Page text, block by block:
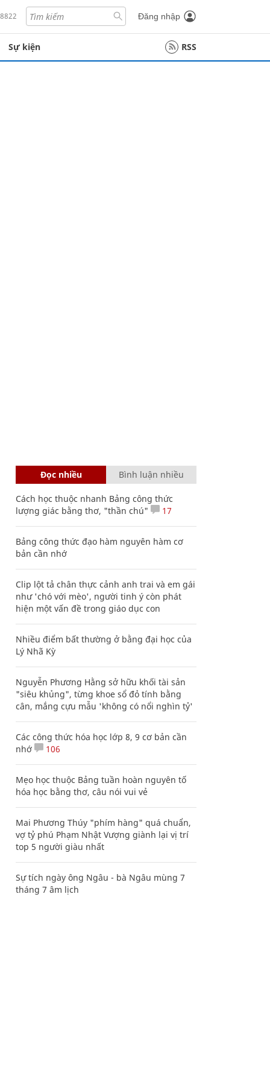
Đăng nhập
Sự kiện RSS
Đọc nhiều Bình luận nhiều
Cách học thuộc nhanh Bảng công thức
lượng giác bằng thơ, "thần chú"
17
Bảng công thức đạo hàm nguyên hàm cơ
bản cần nhớ
Clip lột tả chân thực cảnh anh trai và em gái
như 'chó với mèo', người tinh ý còn phát
hiện một vấn đề trong giáo dục con
Nhiều điểm bất thường ở bằng đại học của
Lý Nhã Kỳ
Nguyễn Phương Hằng sở hữu khối tài sản
"siêu khủng", từng khoe sổ đỏ tính bằng
cân, mắng cựu mẫu 'không có nổi nghìn tỷ'
Các công thức hóa học lớp 8, 9 cơ bản cần
nhớ
106
Mẹo học thuộc Bảng tuần hoàn nguyên tố
hóa học bằng thơ, câu nói vui vẻ
Mai Phương Thúy "phím hàng" quá chuẩn,
vợ tỷ phú Phạm Nhật Vượng giành lại vị trí
top 5 người giàu nhất
Sự tích ngày ông Ngâu - bà Ngâu mùng 7
tháng 7 âm lịch